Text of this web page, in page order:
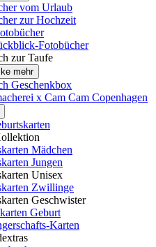
vom Urlaub
zur Hochzeit
Fotobücher
zur Taufe
mehr
Geschenkbox
x Cam Cam Copenhagen
Mädchen
Jungen
Unisex
Zwillinge
Geschwister
Geburt
Karten